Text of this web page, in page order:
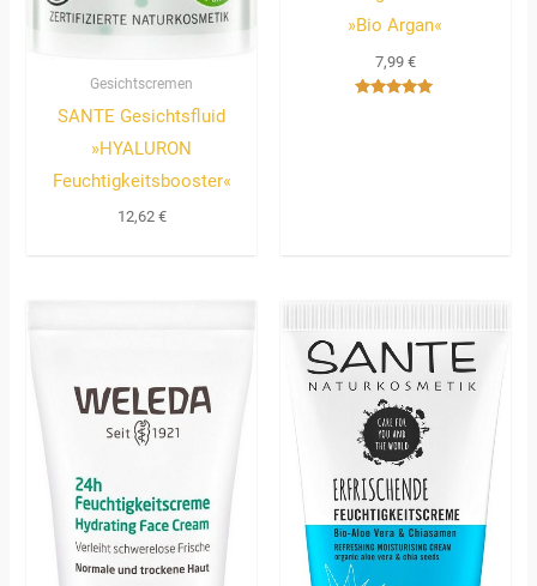
Gesichtscremen
SANTE Gesichtsfluid
»HYALURON
Feuchtigkeitsbooster«
12,62 €
»Bio Argan«
7,99 €